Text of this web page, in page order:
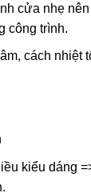
cửa nhẹ
công trình.
cách nhiệt
kiểu dáng